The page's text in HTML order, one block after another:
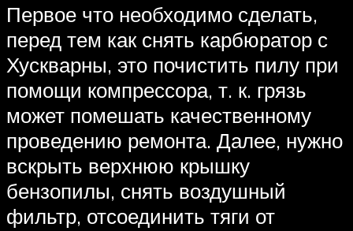
Первое что необходимо сделать,
перед тем как снять карбюратор с
Хускварны, это почистить пилу при
помощи компрессора, т. к. грязь
может помешать качественному
проведению ремонта. Далее, нужно
вскрыть верхнюю крышку
бензопилы, снять воздушный
фильтр, отсоединить тяги от